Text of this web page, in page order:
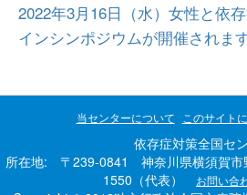
2022年3月16日（水）女性と依
インシンポジウムが開催されます
当センターについて このサイト
依存症対策全国セ
所在地: 〒239-0841 神奈川県横須賀
1550（代表）
お問い合